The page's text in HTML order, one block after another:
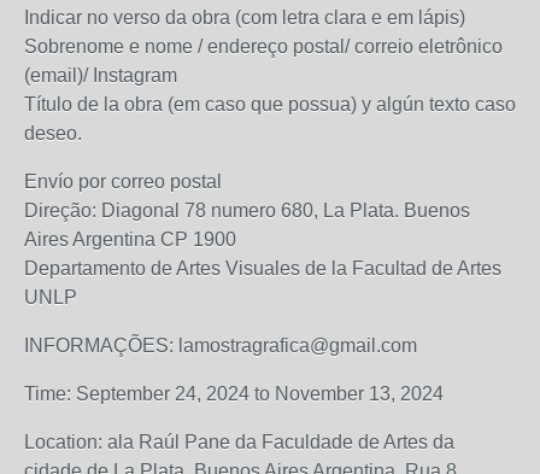
Indicar no verso da obra (com letra clara e em lápis)
Sobrenome e nome / endereço postal/ correio eletrônico
(email)/ Instagram
Título de la obra (em caso que possua) y algún texto caso
deseo.
Envío por correo postal
Direção: Diagonal 78 numero 680, La Plata. Buenos
Aires Argentina CP 1900
Departamento de Artes Visuales de la Facultad de Artes
UNLP
INFORMAÇÕES: lamostragrafica@gmail.com
Time: September 24, 2024 to November 13, 2024
Location: ala Raúl Pane da Faculdade de Artes da